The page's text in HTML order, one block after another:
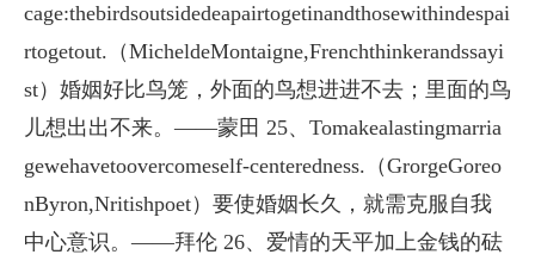
cage:thebirdsoutsidedeapairtogetinandthosewithindespai
rtogetout.（MicheldeMontaigne,Frenchthinkerandssayi
st）婚姻好比鸟笼，外面的鸟想进进不去；里面的鸟
儿想出出不来。——蒙田 25、Tomakealastingmarria
gewehavetoovercomeself-centeredness.（GrorgeGoreo
nByron,Nritishpoet）要使婚姻长久，就需克服自我
中心意识。——拜伦 26、爱情的天平加上金钱的砝